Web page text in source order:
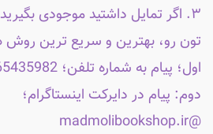
۳. اگر تمایل داشتید موجودی
تون رو، بهترین و سریع ترین
اول؛ پیام به شماره تلفن؛ 09165435982
دوم: پیام در دایرکت اینستاگرام؛
@madmolibookshop.ir